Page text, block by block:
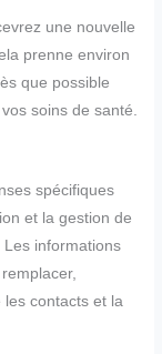
une nouvelle
prenne environ
que possible
soins de santé.
spécifiques
et la gestion de
Les informations
contacts et la